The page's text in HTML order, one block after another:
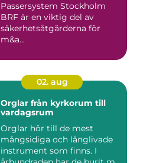
Passersystem Stockholm
BRF är en viktig del av
säkerhetsåtgärderna för
m&a...
02. aug
Orglar från kyrkorum till
vardagsrum
Orglar hör till de mest
mångsidiga och långlivade
instrument som finns. I